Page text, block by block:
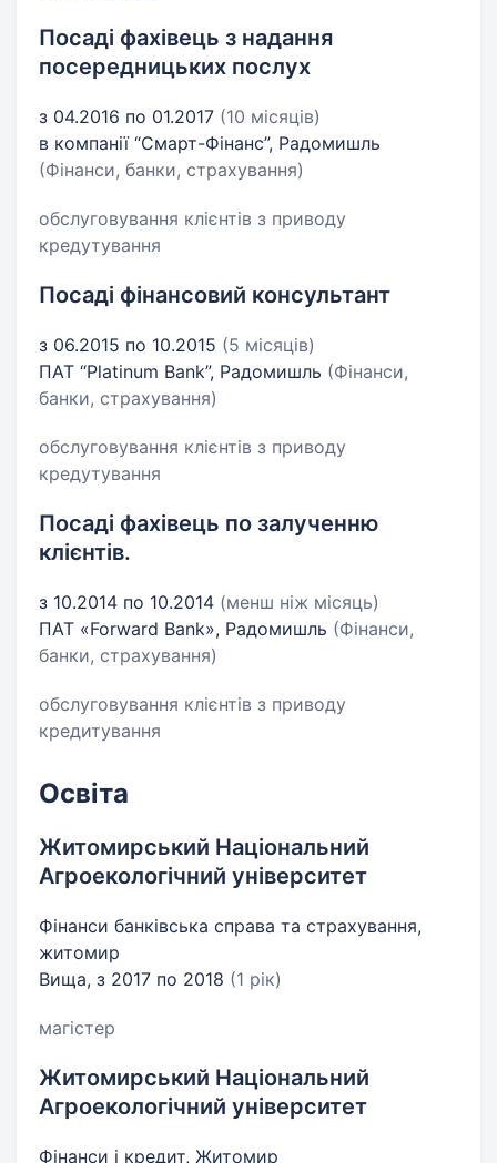
Посаді фахівець з надання
посередницьких послух
з 04.2016 по 01.2017 (10 місяців)
в компанії “Смарт-Фінанс”, Радомишль
(Фінанси, банки, страхування)
обслуговування клієнтів з приводу
кредутування
Посаді фінансовий консультант
з 06.2015 по 10.2015 (5 місяців)
ПАТ “Platinum Bank”, Радомишль (Фінанси,
банки, страхування)
обслуговування клієнтів з приводу
кредутування
Посаді фахівець по залученню
клієнтів.
з 10.2014 по 10.2014 (менш ніж місяць)
ПАТ «Forward Bank», Радомишль (Фінанси,
банки, страхування)
обслуговування клієнтів з приводу
кредитування
Освіта
Житомирський Національний
Агроекологічний університет
Фінанси банківська справа та страхування,
житомир
Вища, з 2017 по 2018 (1 рік)
магістер
Житомирський Національний
Агроекологічний університет
Фінанси і кредит, Житомир